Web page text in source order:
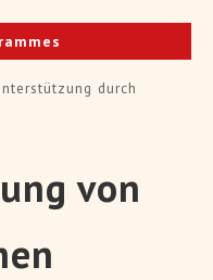
durch
von